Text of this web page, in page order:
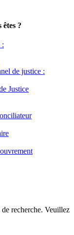
?
:
de justice :
Justice
recherche. Veuillez